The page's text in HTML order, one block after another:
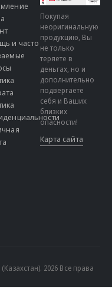
и часто
Покупая
неоригинальную
продукцию, Вы
не только
теряете в
деньгах, но и
дополнительно
подвергаете
себя и Ваших
близких
опасности!
Карта сайта
2026 Все права